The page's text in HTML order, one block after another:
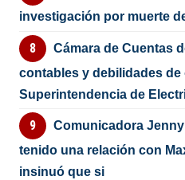
investigación por muerte
Cámara de Cuentas
contables y debilidades
Superintendencia de
Comunicadora
tenido una relación con
insinuó que si